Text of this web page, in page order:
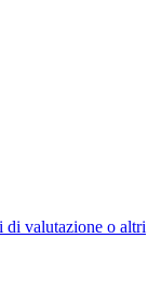
di valutazione o altri